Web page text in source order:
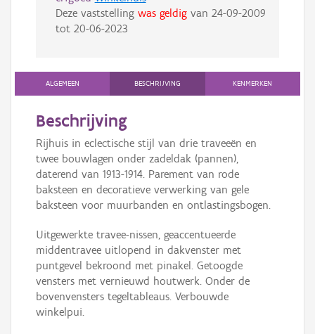
Deze vaststelling was geldigvan 24-09-2009
tot 20-06-2023
ALGEMEEN BESCHRIJVING KENMERKEN
Beschrijving
Rijhuis in eclectische stijl van drie traveeën en
twee bouwlagen onder zadeldak (pannen),
daterend van 1913-1914. Parement van rode
baksteen en decoratieve verwerking van gele
baksteen voor muurbanden en ontlastingsbogen.
Uitgewerkte travee-nissen, geaccentueerde
middentravee uitlopend in dakvenster met
puntgevel bekroond met pinakel. Getoogde
vensters met vernieuwd houtwerk. Onder de
bovenvensters tegeltableaus. Verbouwde
winkelpui.